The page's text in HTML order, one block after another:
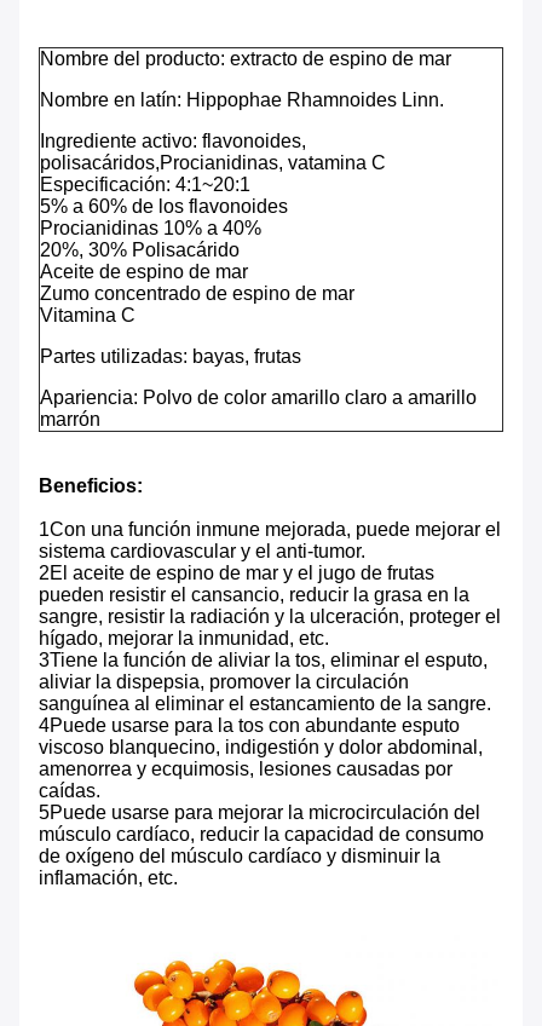
Nombre del producto: extracto de espino de mar
Nombre en latín: Hippophae Rhamnoides Linn.
Ingrediente activo: flavonoides,
polisacáridos,Procianidinas, vatamina C
Especificación: 4:1~20:1
5% a 60% de los flavonoides
Procianidinas 10% a 40%
20%, 30% Polisacárido
Aceite de espino de mar
Zumo concentrado de espino de mar
Vitamina C
Partes utilizadas: bayas, frutas
Apariencia: Polvo de color amarillo claro a amarillo
marrón
Beneficios:
1Con una función inmune mejorada, puede mejorar el
sistema cardiovascular y el anti-tumor.
2El aceite de espino de mar y el jugo de frutas
pueden resistir el cansancio, reducir la grasa en la
sangre, resistir la radiación y la ulceración, proteger el
hígado, mejorar la inmunidad, etc.
3Tiene la función de aliviar la tos, eliminar el esputo,
aliviar la dispepsia, promover la circulación
sanguínea al eliminar el estancamiento de la sangre.
4Puede usarse para la tos con abundante esputo
viscoso blanquecino, indigestión y dolor abdominal,
amenorrea y ecquimosis, lesiones causadas por
caídas.
5Puede usarse para mejorar la microcirculación del
músculo cardíaco, reducir la capacidad de consumo
de oxígeno del músculo cardíaco y disminuir la
inflamación, etc.